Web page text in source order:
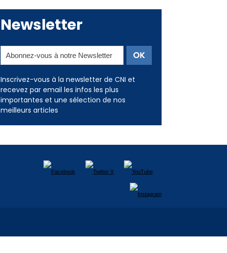
Newsletter
Inscrivez-vous à la newsletter de CNI et
recevez par email les infos les plus
importantes et une sélection de nos
meilleurs articles